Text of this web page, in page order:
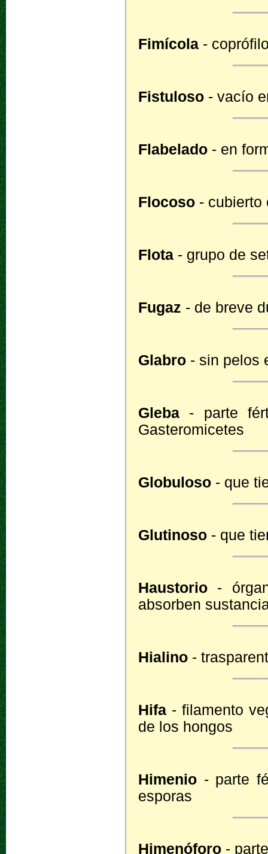
Fimícola -
Fistuloso - vacío
Flabelado - en
Flocoso - cubierto
Flota - grupo de
Fugaz - de breve
Glabro - sin pelos
Gleba - parte
Gasteromicetes
Globuloso - que
Glutinoso - que
Haustorio -
absorben
Hialino -
Hifa - filamento
de los hongos
Himenio - parte
esporas
Himenóforo -